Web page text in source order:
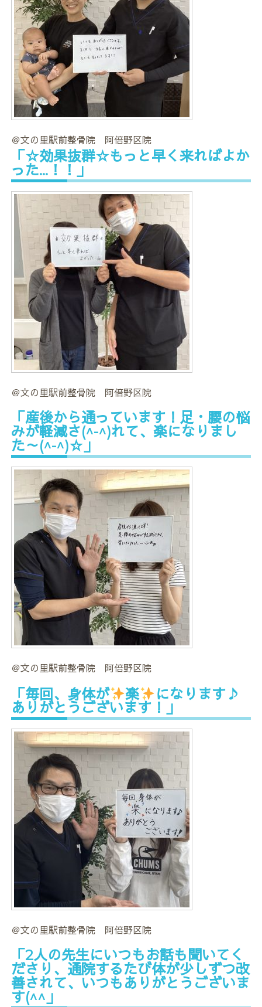
＠文の里駅前整骨院 阿倍野区院
「☆効果抜群☆もっと早く来ればよか
った…！！」
＠文の里駅前整骨院 阿倍野区院
「産後から通っています！足・腰の悩
みが軽減さ(^-^)れて、楽になりまし
た～(^-^)☆」
＠文の里駅前整骨院 阿倍野区院
「毎回、身体が 楽
になります♪
ありがとうございます！」
＠文の里駅前整骨院 阿倍野区院
「2人の先生にいつもお話も聞いてく
ださり、通院するたび体が少しずつ改
善されて、いつもありがとうございま
す(^^」